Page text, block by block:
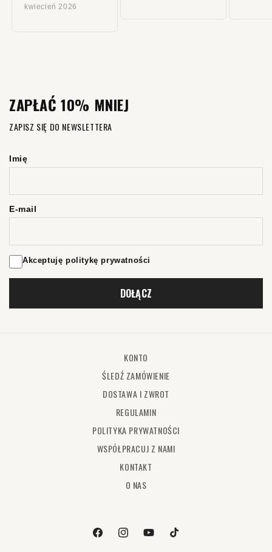
kwiecień 2026
ZAPŁAĆ 10% MNIEJ
ZAPISZ SIĘ DO NEWSLETTERA
Imię
E-mail
Akceptuję politykę prywatności
DOŁĄCZ
KONTO
ŚLEDŹ ZAMÓWIENIE
DOSTAWA I ZWROT
REGULAMIN
POLITYKA PRYWATNOŚCI
WSPÓŁPRACUJ Z NAMI
KONTAKT
O NAS
FacebookInstagramYoutubeTikTok